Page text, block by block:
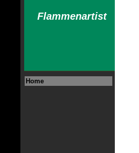
Flammenartist
Home